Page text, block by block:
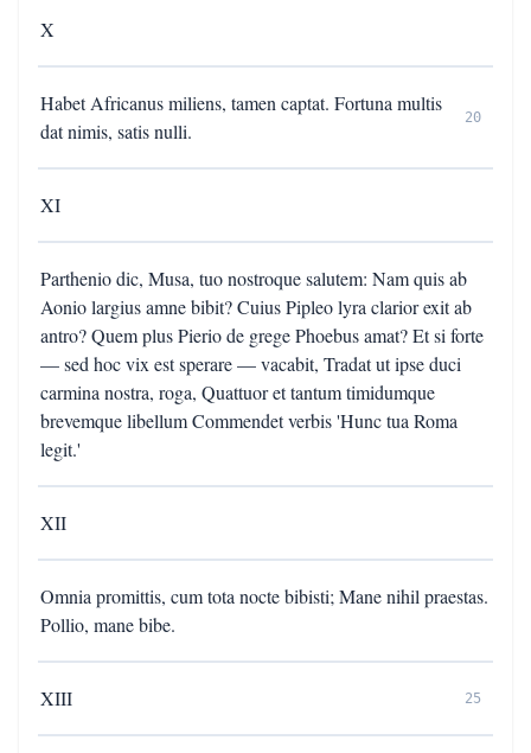
X
Habet Africanus miliens, tamen captat. Fortuna multis
dat nimis, satis nulli.
20
XI
Parthenio dic, Musa, tuo nostroque salutem: Nam quis ab
Aonio largius amne bibit? Cuius Pipleo lyra clarior exit ab
antro? Quem plus Pierio de grege Phoebus amat? Et si forte
— sed hoc vix est sperare — vacabit, Tradat ut ipse duci
carmina nostra, roga, Quattuor et tantum timidumque
brevemque libellum Commendet verbis 'Hunc tua Roma
legit.'
XII
Omnia promittis, cum tota nocte bibisti; Mane nihil praestas.
Pollio, mane bibe.
XIII 25